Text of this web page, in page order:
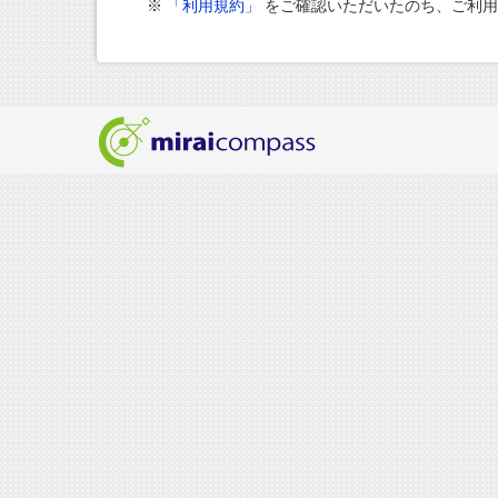
※ 「利用規約」 をご確認いただいたのち、ご利用